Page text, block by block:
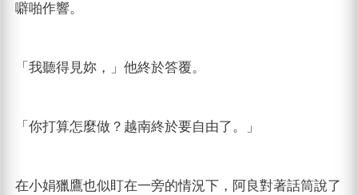
噼啪作響。
「我聽得見妳，」他終於答覆。
「你打算怎麼做？越南終於要自由了。」
在小娟獵鷹也似盯在一旁的情況下，阿良對著話筒說了